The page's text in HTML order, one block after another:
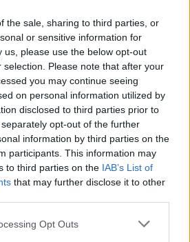
the sale, sharing to third parties, or
or sensitive information for
us, please use the below opt-out
Please note that after your
you may continue seeing
on personal information utilized by
disclosed to third parties prior to
opt-out of the further
information by third parties on the
participants. This information may
to third parties on the IAB’s List of
that may further disclose it to other
Opt Outs